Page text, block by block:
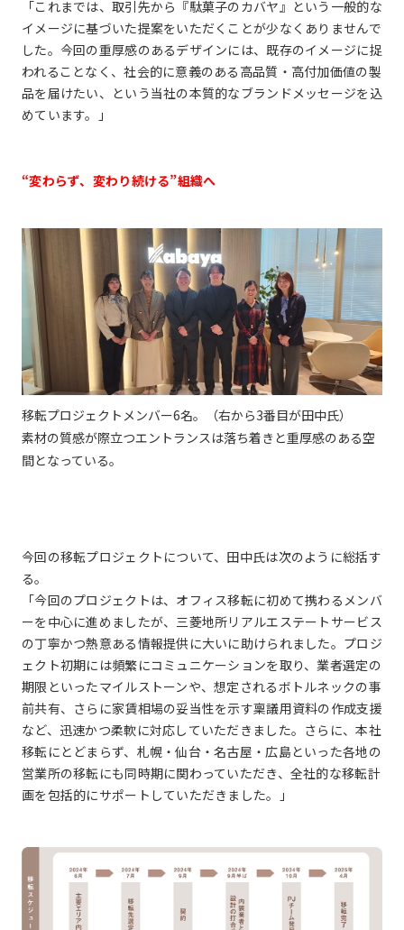
「これまでは、取引先から『駄菓子のカバヤ』という一般的な
イメージに基づいた提案をいただくことが少なくありませんで
した。今回の重厚感のあるデザインには、既存のイメージに捉
われることなく、社会的に意義のある高品質・高付加価値の製
品を届けたい、という当社の本質的なブランドメッセージを込
めています。」
“変わらず、変わり続ける”組織へ
移転プロジェクトメンバー6名。（右から3番目が田中氏）
素材の質感が際立つエントランスは落ち着きと重厚感のある空
間となっている。
今回の移転プロジェクトについて、田中氏は次のように総括す
る。
「今回のプロジェクトは、オフィス移転に初めて携わるメンバ
ーを中心に進めましたが、三菱地所リアルエステートサービス
の丁寧かつ熱意ある情報提供に大いに助けられました。プロジ
ェクト初期には頻繁にコミュニケーションを取り、業者選定の
期限といったマイルストーンや、想定されるボトルネックの事
前共有、さらに家賃相場の妥当性を示す稟議用資料の作成支援
など、迅速かつ柔軟に対応していただきました。さらに、本社
移転にとどまらず、札幌・仙台・名古屋・広島といった各地の
営業所の移転にも同時期に関わっていただき、全社的な移転計
画を包括的にサポートしていただきました。」